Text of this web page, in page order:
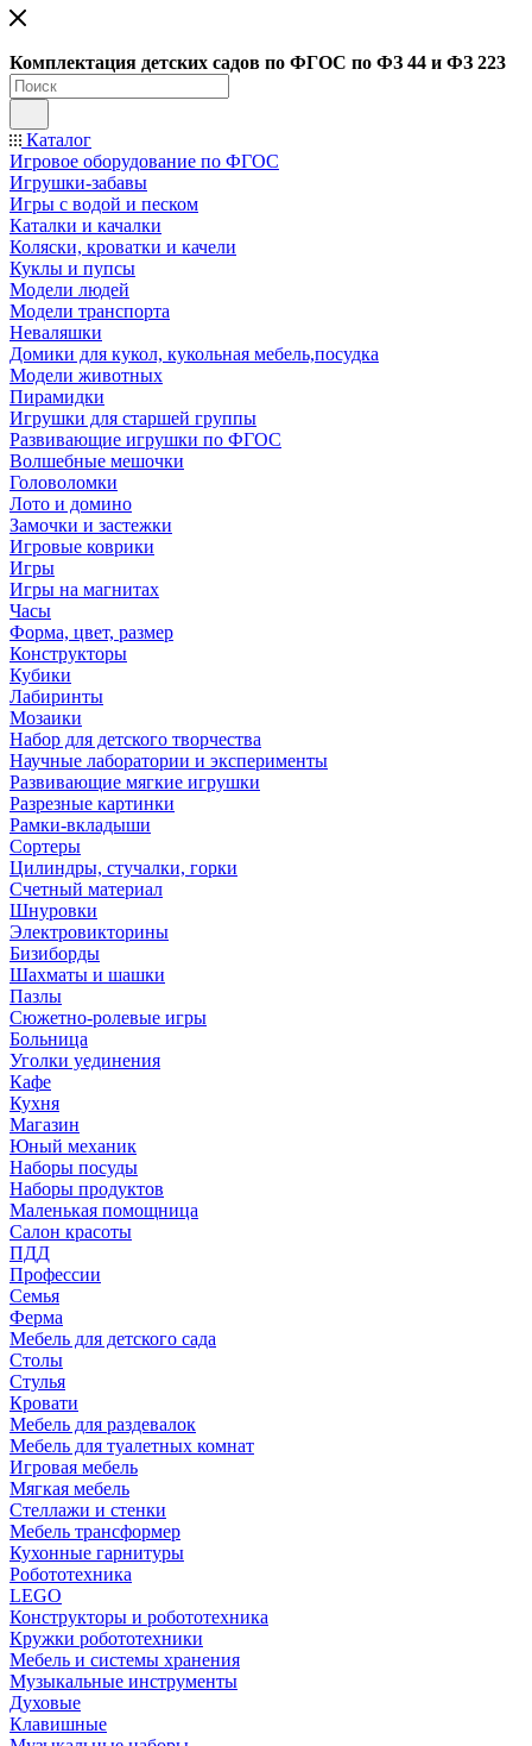
Комплектация детских садов по ФГОC по ФЗ 44 и ФЗ 223
Каталог
Игровое оборудование по ФГОС
Игрушки-забавы
Игры с водой и песком
Каталки и качалки
Коляски, кроватки и качели
Куклы и пупсы
Модели людей
Модели транспорта
Неваляшки
Домики для кукол, кукольная мебель,посудка
Модели животных
Пирамидки
Игрушки для старшей группы
Развивающие игрушки по ФГОС
Волшебные мешочки
Головоломки
Лото и домино
Замочки и застежки
Игровые коврики
Игры
Игры на магнитах
Часы
Форма, цвет, размер
Конструкторы
Кубики
Лабиринты
Мозаики
Набор для детского творчества
Научные лаборатории и эксперименты
Развивающие мягкие игрушки
Разрезные картинки
Рамки-вкладыши
Сортеры
Цилиндры, стучалки, горки
Счетный материал
Шнуровки
Электровикторины
Бизиборды
Шахматы и шашки
Пазлы
Сюжетно-ролевые игры
Больница
Уголки уединения
Кафе
Кухня
Магазин
Юный механик
Наборы посуды
Наборы продуктов
Маленькая помощница
Салон красоты
ПДД
Профессии
Семья
Ферма
Мебель для детского сада
Столы
Cтулья
Кровати
Мебель для раздевалок
Мебель для туалетных комнат
Игровая мебель
Мягкая мебель
Стеллажи и стенки
Мебель трансформер
Кухонные гарнитуры
Робототехника
LEGO
Конструкторы и робототехника
Кружки робототехники
Мебель и системы хранения
Музыкальные инструменты
Духовые
Клавишные